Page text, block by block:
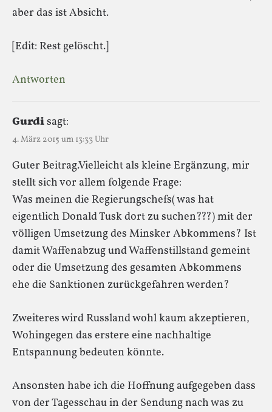
aber das ist Absicht.
[Edit: Rest gelöscht.]
Antworten
Gurdisagt:
4. März 2015 um 13:33 Uhr
Guter Beitrag.Vielleicht als kleine Ergänzung, mir
stellt sich vor allem folgende Frage:
Was meinen die Regierungschefs( was hat
eigentlich Donald Tusk dort zu suchen???) mit der
völligen Umsetzung des Minsker Abkommens? Ist
damit Waffenabzug und Waffenstillstand gemeint
oder die Umsetzung des gesamten Abkommens
ehe die Sanktionen zurückgefahren werden?
Zweiteres wird Russland wohl kaum akzeptieren,
Wohingegen das erstere eine nachhaltige
Entspannung bedeuten könnte.
Ansonsten habe ich die Hoffnung aufgegeben dass
von der Tagesschau in der Sendung nach was zu